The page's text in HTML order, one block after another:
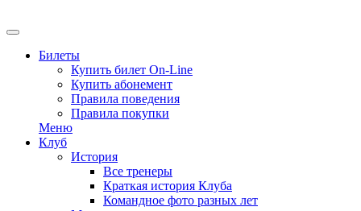
Билеты
Купить билет On-Line
Купить абонемент
Правила поведения
Правила покупки
Меню
Клуб
История
Все тренеры
Краткая история Клуба
Командное фото разных лет